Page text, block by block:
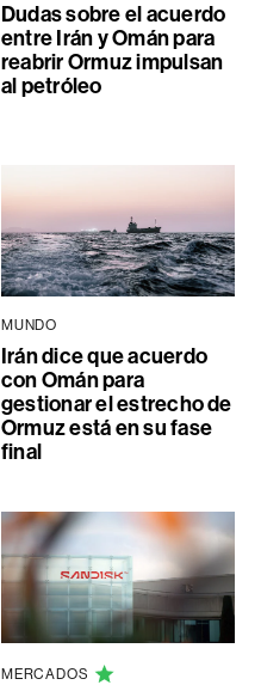
Dudas sobre el acuerdo
entre Irán y Omán para
reabrir Ormuz impulsan
al petróleo
MUNDO
Irán dice que acuerdo
con Omán para
gestionar el estrecho de
Ormuz está en su fase
final
MERCADOS